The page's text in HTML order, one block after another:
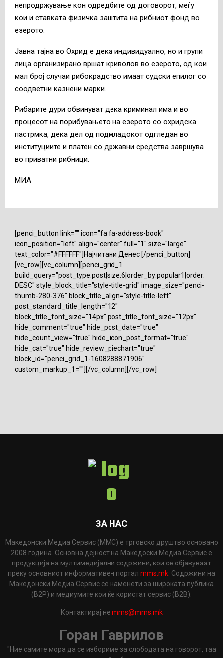
непродржување кон одредбите од договорот, меѓу
кои и ставката физичка заштита на рибниот фонд во
езерото.
Јавна тајна во Охрид е дека индивидуално, но и групи
лица организирано вршат криволов во езерото, од кои
мал број случаи рибокрадство имаат судски епилог со
соодветни казнени марки.
Рибарите дури обвинуват дека криминал има и во
процесот на порибувањето на езерото со охридска
пастрмка, дека дел од подмладокот одгледан во
институциите и платен со државни средства завршува
во приватни рибници.
МИА
[penci_button link="" icon="fa fa-address-book"
icon_position="left" align="center" full="1" size="large"
text_color="#FFFFFF"]Најчитани Денес [/penci_button]
[vc_row][vc_column][penci_grid_1
build_query="post_type:post|size:6|order_by:popular1|order:
DESC" style_block_title="style-title-grid" image_size="penci-
thumb-280-376" block_title_align="style-title-left"
post_standard_title_length="12"
block_title_font_size="14px" post_title_font_size="12px"
hide_comment="true" hide_post_date="true"
hide_count_view="true" hide_icon_post_format="true"
hide_cat="true" hide_review_piechart="true"
block_id="penci_grid_1-1608288871906"
custom_markup_1=""][/vc_column][/vc_row]
ЗА НАС
Македонски Медиа Сервис (ММС) е трговско друштво основано
2008 година. Основна дејност на Македоски Медиа Сервис е
продукција на мултимедијални содржини, кои се објавуваат
преку основниот информативен портал mms.mk . Содржини на
Македонски Медиа Сервис се наменети за широката публика
(B2P) и медиумите кои ќе користат сервис (B2B).
Контактирај не mms@mms.mk
Горан Гаврилов
"Ние самите мора да се избориме за слободата на говорот, таа